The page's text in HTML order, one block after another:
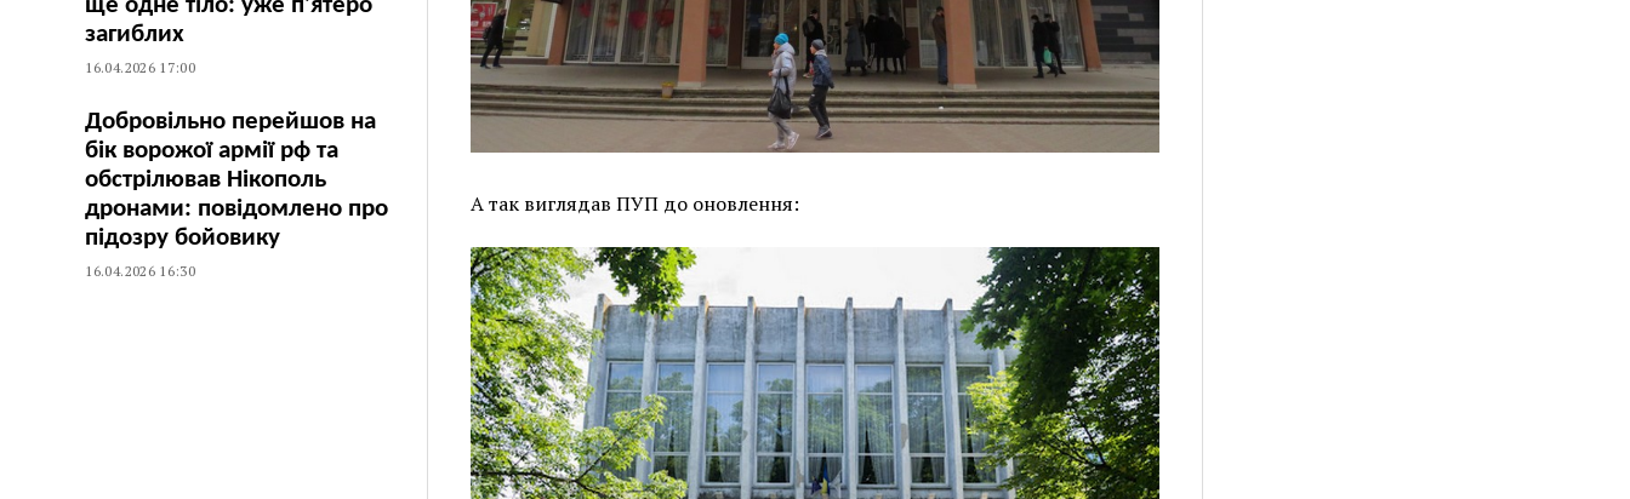
ще одне тіло: уже п’ятеро
загиблих
16.04.2026 17:00
Добровільно перейшов на
бік ворожої армії рф та
обстрілював Нікополь
дронами: повідомлено про
підозру бойовику
16.04.2026 16:30
А так виглядав ПУП до оновлення: